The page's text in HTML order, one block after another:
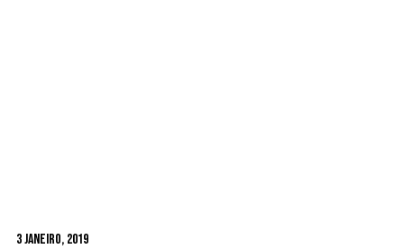
3 Janeiro, 2019